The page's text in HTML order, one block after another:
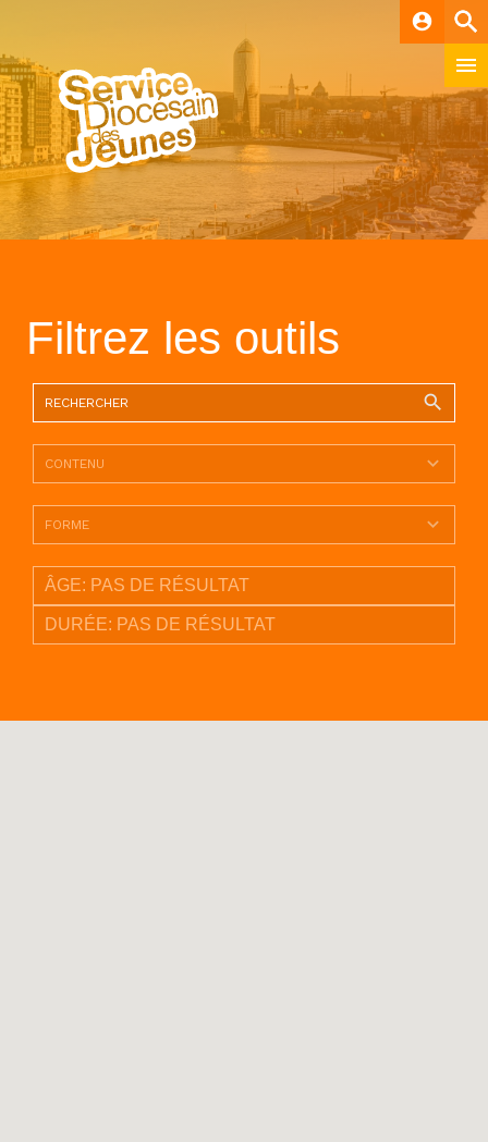
account_circle
Filtrez les outils